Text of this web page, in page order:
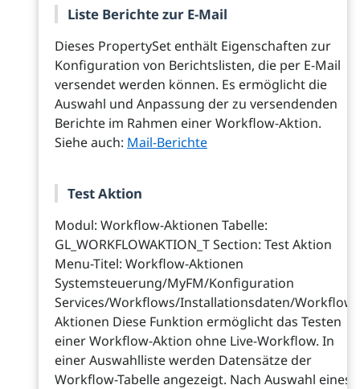
Liste Berichte zur E-Mail
Dieses PropertySet enthält Eigenschaften zur
Konfiguration von Berichtslisten, die per E-Mail
versendet werden können. Es ermöglicht die
Auswahl und Anpassung der zu versendenden
Berichte im Rahmen einer Workflow-Aktion.
Siehe auch: Mail-Berichte
Test Aktion
Modul: Workflow-Aktionen Tabelle:
GL_WORKFLOWAKTION_T Section: Test Aktion
Menu-Titel: Workflow-Aktionen
Systemsteuerung/MyFM/Konfiguration
Services/Workflows/Installationsdaten/Workflow-
Aktionen Diese Funktion ermöglicht das Testen
einer Workflow-Aktion ohne Live-Workflow. In
einer Auswahlliste werden Datensätze der
Workflow-Tabelle angezeigt. Nach Auswahl eines